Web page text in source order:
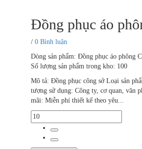
Đồng phục áo
/ 0 Bình luận
Dòng sản phẩm: Đồng phục áo phông
Số lượng sản phẩm trong kho: 100
Mô tả: Đồng phục công sở Loại sản
tượng sử dụng: Công ty, cơ quan, văn
mãi: Miễn phí thiết kế theo yêu...